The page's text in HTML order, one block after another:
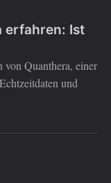
erfahren: Ist
Quanthera, einer
und